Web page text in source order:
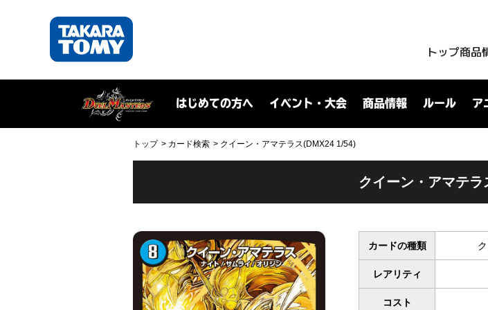
トップ商品
はじめての方へ イベント・大会 商品情報 ルール ア
トップ カード検索 クイーン・アマテラス(DMX24 1/54)
クイーン・アマテラ
カードの種類
レアリティ
コスト